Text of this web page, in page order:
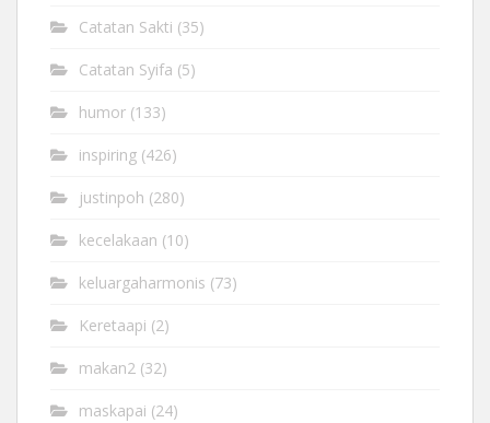
Catatan Sakti (35)
Catatan Syifa (5)
humor (133)
inspiring (426)
justinpoh (280)
kecelakaan (10)
keluargaharmonis (73)
Keretaapi (2)
makan2 (32)
maskapai (24)